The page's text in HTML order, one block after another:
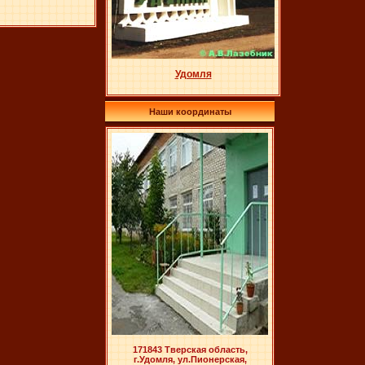
Удомля
Наши координаты
171843 Тверская область,
г.Удомля, ул.Пионерская,